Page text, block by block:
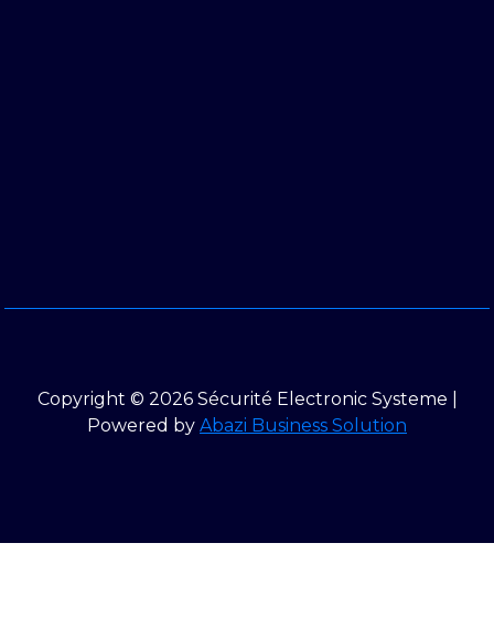
Copyright © 2026 Sécurité Electronic Systeme |
Powered by Abazi Business Solution